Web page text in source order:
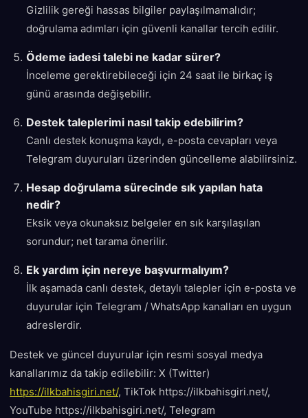
Gizlilik gereği hassas bilgiler paylaşılmamalıdır;
doğrulama adımları için güvenli kanallar tercih edilir.
Ödeme iadesi talebi ne kadar sürer?
İnceleme gerektirebileceği için 24 saat ile birkaç iş
günü arasında değişebilir.
Destek taleplerimi nasıl takip edebilirim?
Canlı destek konuşma kaydı, e-posta cevapları veya
Telegram duyuruları üzerinden güncelleme alabilirsiniz.
Hesap doğrulama sürecinde sık yapılan hata
nedir?
Eksik veya okunaksız belgeler en sık karşılaşılan
sorundur; net tarama önerilir.
Ek yardım için nereye başvurmalıyım?
İlk aşamada canlı destek, detaylı talepler için e-posta ve
duyurular için Telegram / WhatsApp kanalları en uygun
adreslerdir.
Destek ve güncel duyurular için resmi sosyal medya
kanallarımız da takip edilebilir: X (Twitter)
https://ilkbahisgiri.net/, TikTok https://ilkbahisgiri.net/,
YouTube https://ilkbahisgiri.net/, Telegram